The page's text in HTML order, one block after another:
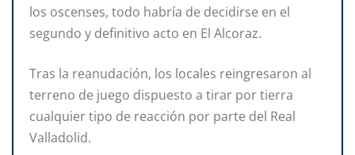
los oscenses, todo habría de decidirse en el
segundo y definitivo acto en El Alcoraz.
Tras la reanudación, los locales reingresaron al
terreno de juego dispuesto a tirar por tierra
cualquier tipo de reacción por parte del Real
Valladolid.